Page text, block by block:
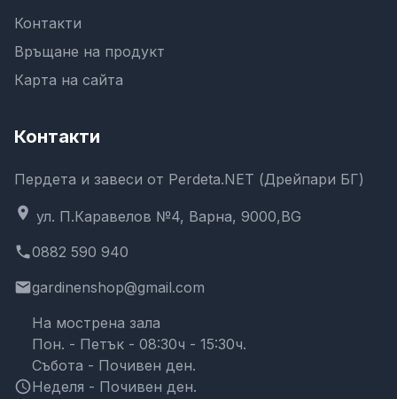
Контакти
Връщане на продукт
Карта на сайта
Контакти
Пердета и завеси от Perdeta.NET (Дрейпари БГ)
location_on ул. П.Каравелов №4, Варна, 9000,BG
phone0882 590 940
emailgardinenshop@gmail.com
schedule
На мострена зала
Пон. - Петък - 08:30ч - 15:30ч.
Събота - Почивен ден.
Неделя - Почивен ден.